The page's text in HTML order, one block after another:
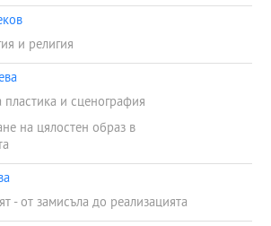
и религия
и сценография
на цялостен образ в
- от замисъла до реализацията